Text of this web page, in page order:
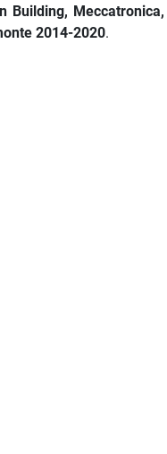
Building, Meccatronica,
2014-2020.